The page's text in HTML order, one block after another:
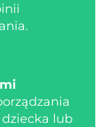
lub